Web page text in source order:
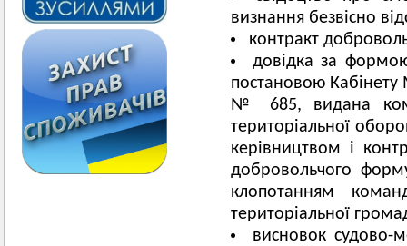
визнання безвісно
контракт
довідка за
постановою Кабінету
№ 685, видана
територіальної
керівництвом і
добровольчого
клопотанням
територіальної
висновок судово-